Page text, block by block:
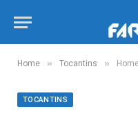
Home » Tocantins » Homem é
TOCANTINS